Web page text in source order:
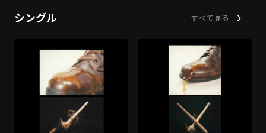
シングル すべて見る